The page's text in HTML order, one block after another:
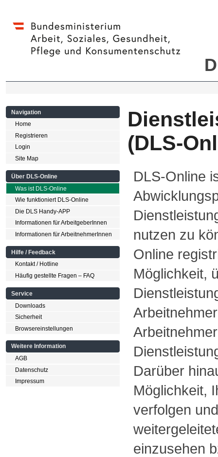
Navigation
Home
Registrieren
Login
Site Map
Über DLS-Online
Was ist DLS-Online
Wie funktioniert DLS-Online
Die DLS Handy-APP
Informationen für ArbeitgeberInnen
Informationen für ArbeitnehmerInnen
Hilfe / Feedback
Kontakt / Hotline
Häufig gestellte Fragen – FAQ
Service
Downloads
Sicherheit
Browsereinstellungen
Weitere Information
AGB
Datenschutz
Impressum
(DLS-
DLS-Online
nutzen zu
Online
Möglichkeit,
Darüber
Möglichkeit,
verfolgen
einzusehen